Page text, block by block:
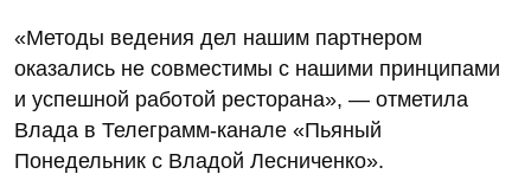
«Методы ведения дел нашим партнером
оказались не совместимы с нашими принципами
и успешной работой ресторана», — отметила
Влада в Телеграмм-канале «Пьяный
Понедельник с Владой Лесниченко».